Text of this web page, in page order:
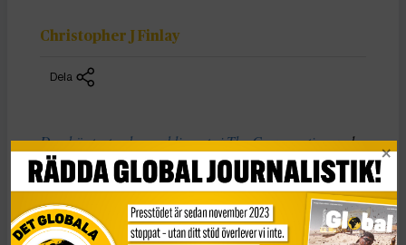
Christopher J Finlay
Dela
Den här texten har publicerats i The Conversationunder
en Creative Commons-licens och har översatts till
svenska av Tidningen Globals redaktion med hjälp av
AI.